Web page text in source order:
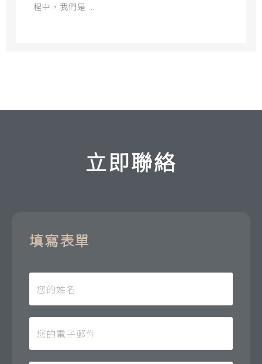
程中，我們是 ...
立即聯絡
填寫表單